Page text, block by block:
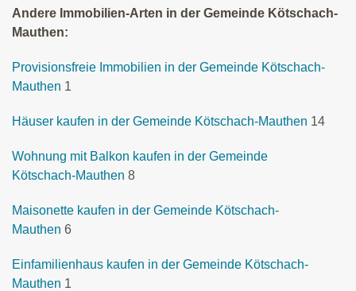
Andere Immobilien-Arten in der Gemeinde Kötschach-
Mauthen:
Provisionsfreie Immobilien in der Gemeinde Kötschach-
Mauthen 1
Häuser kaufen in der Gemeinde Kötschach-Mauthen 14
Wohnung mit Balkon kaufen in der Gemeinde
Kötschach-Mauthen 8
Maisonette kaufen in der Gemeinde Kötschach-
Mauthen 6
Einfamilienhaus kaufen in der Gemeinde Kötschach-
Mauthen 1